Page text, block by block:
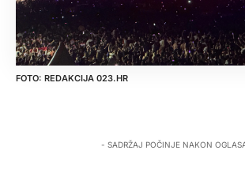
REDAKCIJA 023.HR
- SADRŽAJ POČINJE NAKON